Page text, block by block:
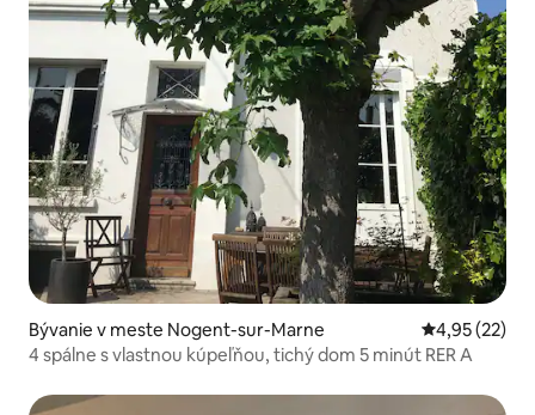
Bývanie v meste Nogent-sur-Marne Priemerné
4,95 (22)
4 spálne s vlastnou kúpeľňou, tichý dom 5 minút RER A